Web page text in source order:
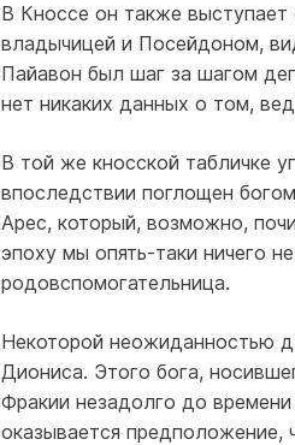
В Кноссе он также
владычицей и Посейдоном,
Пайавон был шаг за шагом
нет никаких данных о том,
В той же кносской табличке
впоследствии поглощен
Арес, который, возможно,
эпоху мы опять-таки ничего
родовспомогательница.
Некоторой неожиданностью
Диониса. Этого бога,
Фракии незадолго до
оказывается предположение,